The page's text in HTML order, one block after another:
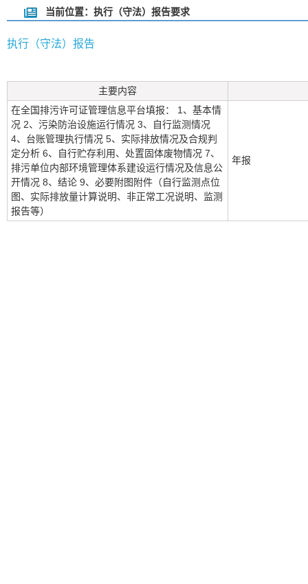
当前位置：执行（守法）报告要求
执行（守法）报告
主要内容
在全国排污许可证管理信息平台填报： 1、基本情
况 2、污染防治设施运行情况 3、自行监测情况
4、台账管理执行情况 5、实际排放情况及合规判
定分析 6、自行贮存利用、处置固体废物情况 7、
排污单位内部环境管理体系建设运行情况及信息公
开情况 8、结论 9、必要附图附件（自行监测点位
图、实际排放量计算说明、非正常工况说明、监测
报告等）
年报